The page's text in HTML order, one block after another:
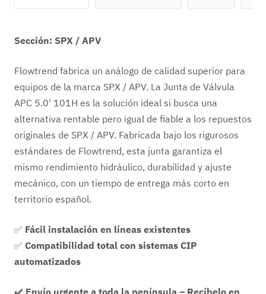
Sección: SPX / APV
Flowtrend fabrica un análogo de calidad superior para
equipos de la marca SPX / APV. La Junta de Válvula
APC 5.0' 101H es la solución ideal si busca una
alternativa rentable pero igual de fiable a los repuestos
originales de SPX / APV. Fabricada bajo los rigurosos
estándares de Flowtrend, esta junta garantiza el
mismo rendimiento hidráulico, durabilidad y ajuste
mecánico, con un tiempo de entrega más corto en
territorio español.
✅ Fácil instalación en líneas existentes
✅ Compatibilidad total con sistemas CIP
automatizados
✔️ Envío urgente a toda la península – Recíbelo en